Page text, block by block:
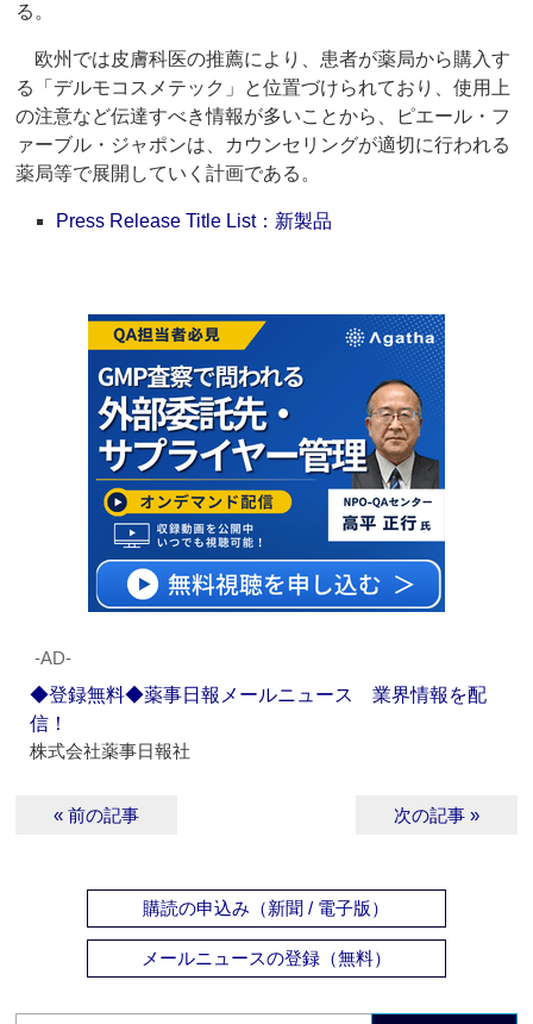
る。
欧州では皮膚科医の推薦により、患者が薬局から購入す
る「デルモコスメテック」と位置づけられており、使用上
の注意など伝達すべき情報が多いことから、ピエール・フ
ァーブル・ジャポンは、カウンセリングが適切に行われる
薬局等で展開していく計画である。
Press Release Title List：新製品
‐AD‐
◆登録無料◆薬事日報メールニュース 業界情報を配
信！
株式会社薬事日報社
« 前の記事 次の記事 »
購読の申込み（新聞 / 電子版）
メールニュースの登録（無料）